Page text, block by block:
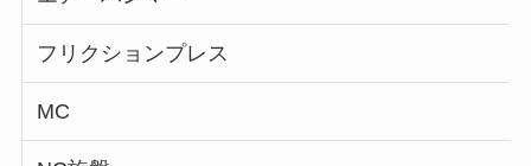
フリクションプレス
MC